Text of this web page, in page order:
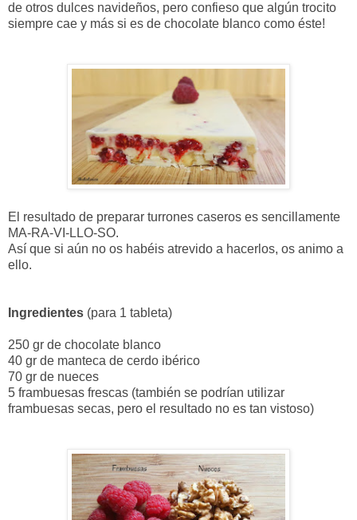
de otros dulces navideños, pero confieso que algún trocito
siempre cae y más si es de chocolate blanco como éste!
El resultado de preparar turrones caseros es sencillamente
MA-RA-VI-LLO-SO.
Así que si aún no os habéis atrevido a hacerlos, os animo a
ello.
Ingredientes (para 1 tableta)
250 gr de chocolate blanco
40 gr de manteca de cerdo ibérico
70 gr de nueces
5 frambuesas frescas (también se podrían utilizar
frambuesas secas, pero el resultado no es tan vistoso)